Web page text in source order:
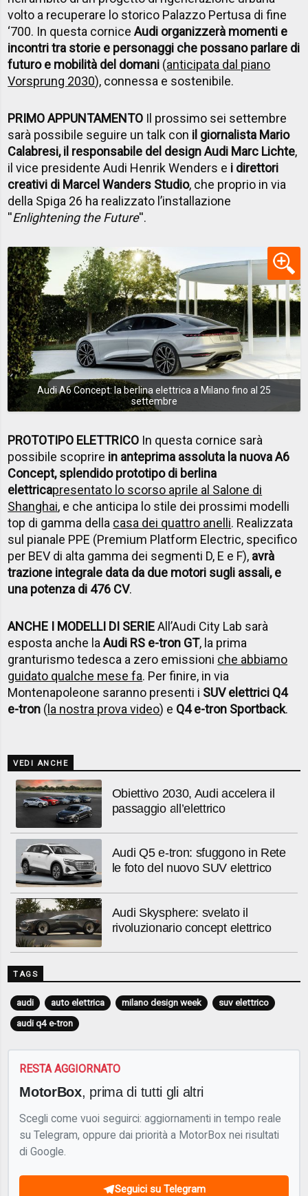
volto a recuperare lo storico Palazzo Pertusa di fine
‘700. In questa corniceAudi organizzerà momenti e
incontri tra storie e personaggi che possano parlare di
futuro e mobilità del domani (anticipata dal piano
Vorsprung 2030), connessa e sostenibile.
PRIMO APPUNTAMENTO Il prossimo sei settembre
sarà possibile seguire un talk con il giornalista Mario
Calabresi, il responsabile del design Audi Marc Lichte,
il vice presidente Audi Henrik Wenders e i direttori
creativi di Marcel Wanders Studio, che proprio in via
della Spiga 26 ha realizzato l’installazione
''Enlightening the Future''.
Audi A6 Concept: la berlina elettrica a Milano fino al 25
settembre
PROTOTIPO ELETTRICO In questa cornice sarà
possibile scoprire in anteprima assoluta la nuova A6
Concept, splendido prototipo di berlina
elettricapresentato lo scorso aprile al Salone di
Shanghai, e che anticipa lo stile dei prossimi modelli
top di gamma della casa dei quattro anelli. Realizzata
sul pianale PPE (Premium Platform Electric, specifico
per BEV di alta gamma dei segmenti D, E e F), avrà
trazione integrale data da due motori sugli assali, e
una potenza di 476 CV.
ANCHE I MODELLI DI SERIEAll’Audi City Lab sarà
esposta anche laAudi RS e-tron GT, la prima
granturismo tedesca a zero emissioni che abbiamo
guidato qualche mese fa. Per finire, in via
Montenapoleone saranno presenti i SUV elettrici Q4
e-tron ( la nostra prova video) e Q4 e-tron Sportback.
VEDI ANCHE
Obiettivo 2030, Audi accelera il
passaggio all’elettrico
Audi Q5 e-tron: sfuggono in Rete
le foto del nuovo SUV elettrico
Audi Skysphere: svelato il
rivoluzionario concept elettrico
TAGS
audi auto elettrica milano design week
suv elettrico
audi q4 e-tron
RESTA AGGIORNATO
MotorBox, prima di tutti gli altri
Scegli come vuoi seguirci: aggiornamenti in tempo reale
su Telegram, oppure dai priorità a MotorBox nei risultati
di Google.
Seguici su Telegram